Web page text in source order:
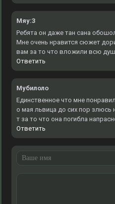
Мяу:3
Ребята он даже тан сана
Мне очень нравится сюжет
вам за то что вложили всю
Ответить
Мубилоло
Единственное что мне
о мая львица до сих пор злюсь
т за то что она погибла
Ответить